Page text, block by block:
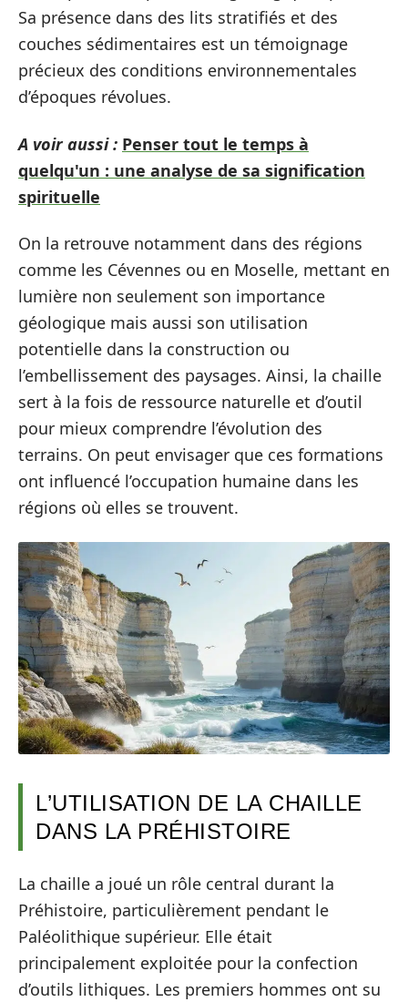
Sa présence dans des lits stratifiés et des
couches sédimentaires est un témoignage
précieux des conditions environnementales
d’époques révolues.
A voir aussi : Penser tout le temps à
quelqu'un : une analyse de sa signification
spirituelle
On la retrouve notamment dans des régions
comme les Cévennes ou en Moselle, mettant en
lumière non seulement son importance
géologique mais aussi son utilisation
potentielle dans la construction ou
l’embellissement des paysages. Ainsi, la chaille
sert à la fois de ressource naturelle et d’outil
pour mieux comprendre l’évolution des
terrains. On peut envisager que ces formations
ont influencé l’occupation humaine dans les
régions où elles se trouvent.
L’UTILISATION DE LA CHAILLE
DANS LA PRÉHISTOIRE
La chaille a joué un rôle central durant la
Préhistoire, particulièrement pendant le
Paléolithique supérieur. Elle était
principalement exploitée pour la confection
d’outils lithiques. Les premiers hommes ont su